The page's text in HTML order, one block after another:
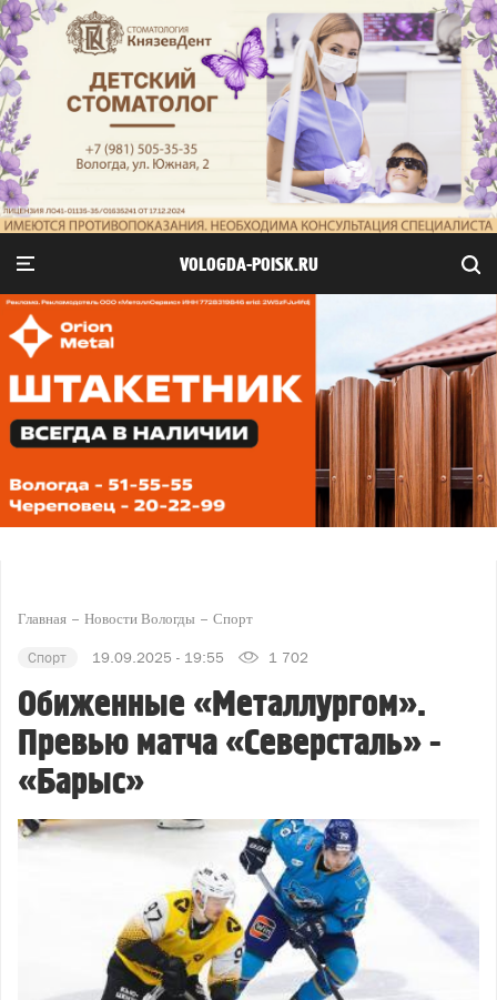
VOLOGDA-POISK.RU
Главная Новости Вологды Спорт
Спорт 19.09.2025 - 19:55 1 702
Обиженные «Металлургом».
Превью матча «Северсталь» -
«Барыс»